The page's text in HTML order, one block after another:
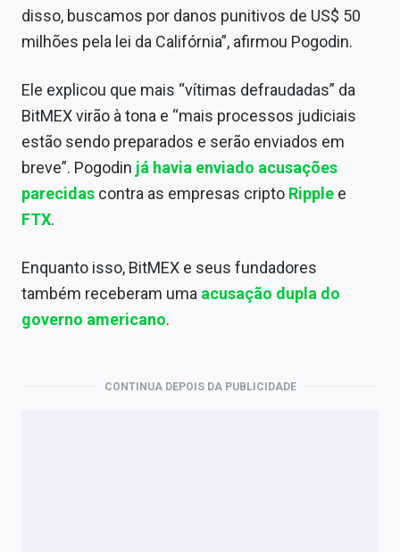
disso, buscamos por danos punitivos de US$ 50
milhões pela lei da Califórnia”, afirmou Pogodin.
Ele explicou que mais “vítimas defraudadas” da
BitMEX virão à tona e “mais processos judiciais
estão sendo preparados e serão enviados em
breve”. Pogodin já havia enviado acusações
parecidas contra as empresas cripto Ripple e
FTX.
Enquanto isso, BitMEX e seus fundadores
também receberam uma acusação dupla do
governo americano.
CONTINUA DEPOIS DA PUBLICIDADE